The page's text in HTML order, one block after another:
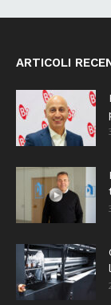
ARTICOLI